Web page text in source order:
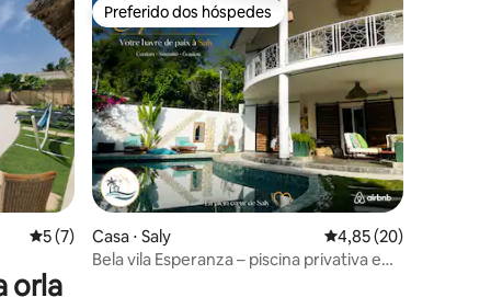
5 de uma avaliação média de 5, 7 avaliações
5 (7)
Preferido dos hóspedes
Preferido dos hóspedes
Casa ⋅ Saly 4,85 de uma
4,85 (20)
Bela vila Esperanza – piscina privativa e
orla